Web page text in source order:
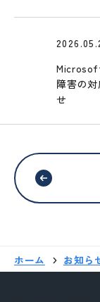
障害の
せ
ホーム お知ら